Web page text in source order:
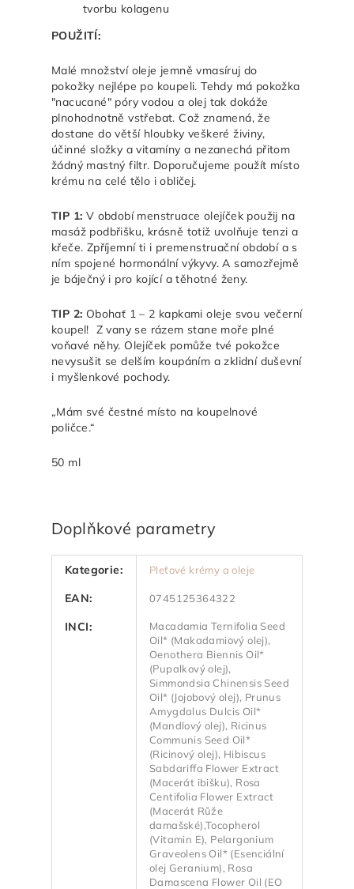
tvorbu kolagenu
POUŽITÍ:
Malé množství oleje jemně vmasíruj do
pokožky nejlépe po koupeli. Tehdy má pokožka
"nacucané" póry vodou a olej tak dokáže
plnohodnotně vstřebat. Což znamená, že
dostane do větší hloubky veškeré živiny,
účinné složky a vitamíny a nezanechá přitom
žádný mastný filtr. Doporučujeme použít místo
krému na celé tělo i obličej.
TIP 1: V období menstruace olejíček použij na
masáž podbřišku, krásně totiž uvolňuje tenzi a
křeče. Zpříjemní ti i premenstruační období a s
ním spojené hormonální výkyvy. A samozřejmě
je báječný i pro kojící a těhotné ženy.
TIP 2: Obohať 1 – 2 kapkami oleje svou večerní
koupel! Z vany se rázem stane moře plné
voňavé něhy. Olejíček pomůže tvé pokožce
nevysušit se delším koupáním a zklidní duševní
i myšlenkové pochody.
„Mám své čestné místo na koupelnové
poličce.“
50 ml
Doplňkové parametry
Kategorie: Pleťové krémy a oleje
EAN: 0745125364322
INCI:
Macadamia Ternifolia Seed
Oil* (Makadamiový olej),
Oenothera Biennis Oil*
(Pupalkový olej),
Simmondsia Chinensis Seed
Oil* (Jojobový olej), Prunus
Amygdalus Dulcis Oil*
(Mandlový olej), Ricinus
Communis Seed Oil*
(Ricinový olej), Hibiscus
Sabdariffa Flower Extract
(Macerát ibišku), Rosa
Centifolia Flower Extract
(Macerát Růže
damašské),Tocopherol
(Vitamin E), Pelargonium
Graveolens Oil* (Esenciální
olej Geranium), Rosa
Damascena Flower Oil (EO